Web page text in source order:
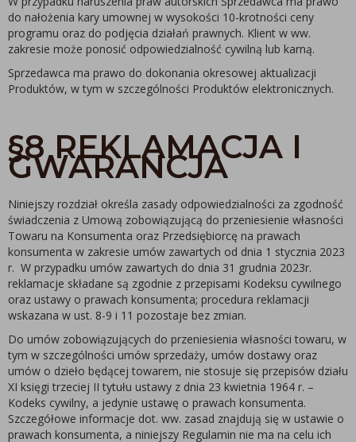
do nałożenia kary umownej w wysokości 10-krotności ceny
programu oraz do podjęcia działań prawnych. Klient w ww.
zakresie może ponosić odpowiedzialność cywilną lub karną.
Sprzedawca ma prawo do dokonania okresowej aktualizacji
Produktów, w tym w szczególności Produktów elektronicznych.
§8 REKLAMACJA I
GWARANCJA
Niniejszy rozdział określa zasady odpowiedzialności za zgodność
świadczenia z Umową zobowiązującą do przeniesienie własności
Towaru na Konsumenta oraz Przedsiębiorcę na prawach
konsumenta w zakresie umów zawartych od dnia 1 stycznia 2023
r. W przypadku umów zawartych do dnia 31 grudnia 2023r.
reklamacje składane są zgodnie z przepisami Kodeksu cywilnego
oraz ustawy o prawach konsumenta; procedura reklamacji
wskazana w ust. 8-9 i 11 pozostaje bez zmian.
Do umów zobowiązujących do przeniesienia własności towaru, w
tym w szczególności umów sprzedaży, umów dostawy oraz
umów o dzieło będącej towarem, nie stosuje się przepisów działu
XI księgi trzeciej II tytułu ustawy z dnia 23 kwietnia 1964 r. –
Kodeks cywilny, a jedynie ustawę o prawach konsumenta.
Szczegółowe informacje dot. ww. zasad znajdują się w ustawie o
prawach konsumenta, a niniejszy Regulamin nie ma na celu ich